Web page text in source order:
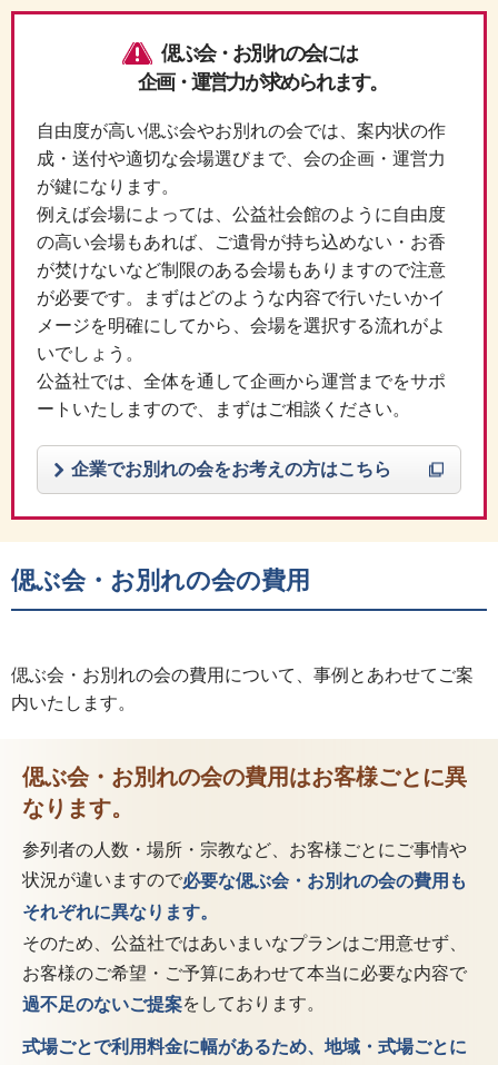
偲ぶ会・お別れの会には
企画・運営力が求められます。
自由度が高い偲ぶ会やお別れの会では、案内状の作
成・送付や適切な会場選びまで、会の企画・運営力
が鍵になります。
例えば会場によっては、公益社会館のように自由度
の高い会場もあれば、ご遺骨が持ち込めない・お香
が焚けないなど制限のある会場もありますので注意
が必要です。まずはどのような内容で行いたいかイ
メージを明確にしてから、会場を選択する流れがよ
いでしょう。
公益社では、全体を通して企画から運営までをサポ
ートいたしますので、まずはご相談ください。
企業でお別れの会をお考えの方はこちら
偲ぶ会・お別れの会の費用
偲ぶ会・お別れの会の費用について、事例とあわせてご案
内いたします。
偲ぶ会・お別れの会の費用はお客様ごとに異
なります。
参列者の人数・場所・宗教など、お客様ごとにご事情や
状況が違いますので必要な偲ぶ会・お別れの会の費用も
それぞれに異なります。
そのため、公益社ではあいまいなプランはご用意せず、
お客様のご希望・ ご予算にあわせて本当に必要な内容で
過不足のないご提案をしております。
式場ごとで利用料金に幅があるため、地域・式場ごとに